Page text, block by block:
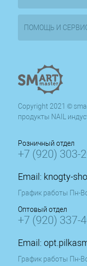
ПОМОЩЬ И
Copyright 2021 ©
продукты NAIL
Розничный отдел
+7 (920) 303-
Email: knogty-
График работы Пн-
Оптовый отдел
+7 (920) 337-
Email:
График работы Пн-